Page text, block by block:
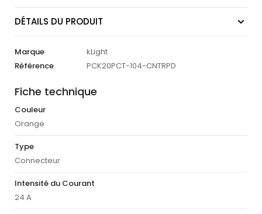
DÉTAILS DU PRODUIT
Marque
kLight
Référence
PCK20PCT-104-CNTRPD
Fiche technique
Couleur
Orange
Type
Connecteur
Intensité du Courant
24 A